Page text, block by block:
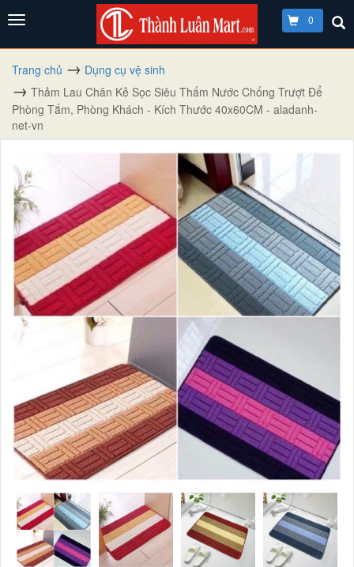
0
Trang chủ
Dụng cụ vệ sinh
Thảm Lau Chân Kẻ Sọc Siêu Thấm Nước Chống Trượt Để
Phòng Tắm, Phòng Khách - Kích Thước 40x60CM - aladanh-
net-vn